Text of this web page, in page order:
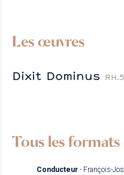
Les œuvres
Dixit Dominus
Tous les
Conducteur - François-